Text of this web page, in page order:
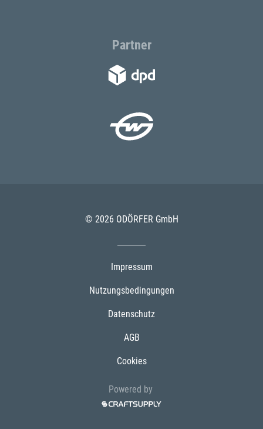
Partner
© 2026 ODÖRFER GmbH
Impressum
Nutzungsbedingungen
Datenschutz
AGB
Cookies
Powered by